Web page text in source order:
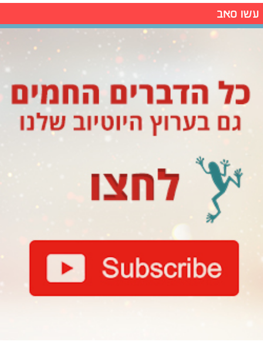
עשו סאב